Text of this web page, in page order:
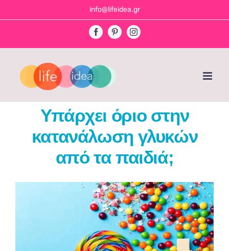
to
info@lifeidea.gr
FacebookPinterestInstagram
Υπάρχει όριο στην
κατανάλωση γλυκών
από τα παιδιά;